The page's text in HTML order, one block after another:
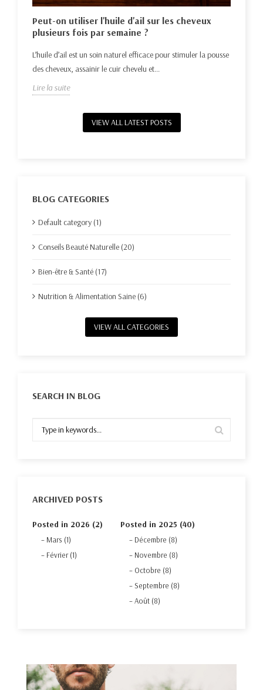
Peut-on utiliser l'huile d'ail sur les cheveux
plusieurs fois par semaine ?
L’huile d’ail est un soin naturel efficace pour stimuler la pousse
des cheveux, assainir le cuir chevelu et...
Lire la suite
VIEW ALL LATEST POSTS
BLOG CATEGORIES
Default category (1)
Conseils Beauté Naturelle (20)
Bien-être & Santé (17)
Nutrition & Alimentation Saine (6)
VIEW ALL CATEGORIES
SEARCH IN BLOG
ARCHIVED POSTS
Posted in 2026 (2)
Mars (1)
Février (1)
Posted in 2025 (40)
Décembre (8)
Novembre (8)
Octobre (8)
Septembre (8)
Août (8)